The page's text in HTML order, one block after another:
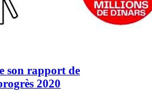
son rapport de
2020